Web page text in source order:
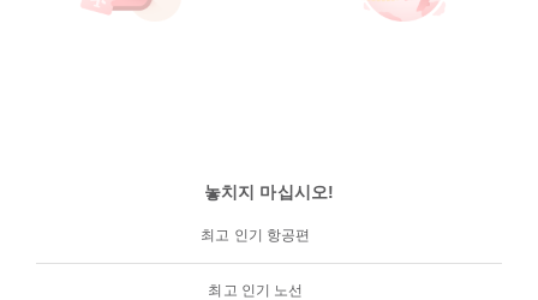
놓치지 마십시오!
최고 인기 항공편
최고 인기 노선